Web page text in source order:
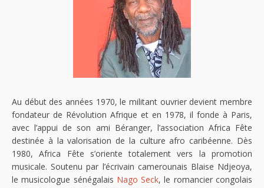
Au début des années 1970, le militant ouvrier devient membre
fondateur de Révolution Afrique et en 1978, il fonde à Paris,
avec l’appui de son ami Béranger, l’association Africa Fête
destinée à la valorisation de la culture afro caribéenne. Dès
1980, Africa Fête s’oriente totalement vers la promotion
musicale. Soutenu par l’écrivain camerounais Blaise Ndjeoya,
le musicologue sénégalais Nago Seck, le romancier congolais